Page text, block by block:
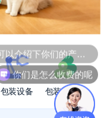
包装设备 包装原材料
你们是怎么收费的呢